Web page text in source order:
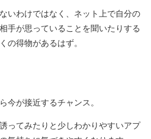
いわけではなく、ネット上で自分の
手が思っていることを聞いたりする
の得物があるはず。
今が接近するチャンス。
ってみたりと少しわかりやすいアプ